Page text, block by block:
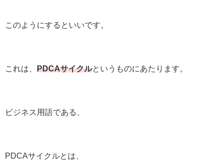
このようにするといいです。
これは、 PDCAサイクルというものにあたります。
ビジネス用語である、
PDCAサイクルとは、